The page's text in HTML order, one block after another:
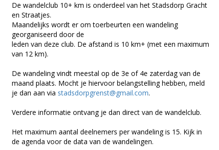
De wandelclub 10+ km is onderdeel van het Stadsdorp Gracht
en Straatjes.
Maandelijks wordt er om toerbeurten een wandeling
georganiseerd door de
leden van deze club. De afstand is 10 km+ (met een maximum
van 12 km).
De wandeling vindt meestal op de 3e of 4e zaterdag van de
maand plaats. Mocht je hiervoor belangstelling hebben, meld
je dan aan via stadsdorpgrenst@gmail.com.
Verdere informatie ontvang je dan direct van de wandelclub.
Het maximum aantal deelnemers per wandeling is 15. Kijk in
de agenda voor de data van de wandelingen.